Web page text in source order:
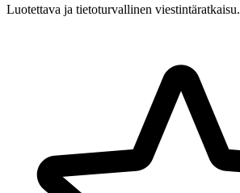
Luotettava ja tietoturvallinen viestintäratkaisu.